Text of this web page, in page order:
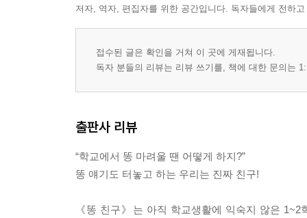
저자, 역자, 편집자를 위한 공간입니다. 독자들에게 전하
접수된 글은 확인을 거쳐 이 곳에 게재됩니다.
독자 분들의 리뷰는 리뷰 쓰기를, 책에 대한 문의는
출판사 리뷰
“학교에서 똥 마려울 땐 어떻게 하지?”
똥 얘기도 터놓고 하는 우리는 진짜 친구!
《똥 친구》는 아직 학교생활에 익숙지 않은